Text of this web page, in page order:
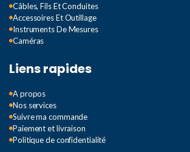
Câbles, Fils Et Conduites
Accessoires Et Outillage
Instruments De Mesures
Caméras
Liens rapides
A propos
Nos services
Suivre ma commande
Paiement et livraison
Politique de confidentialité